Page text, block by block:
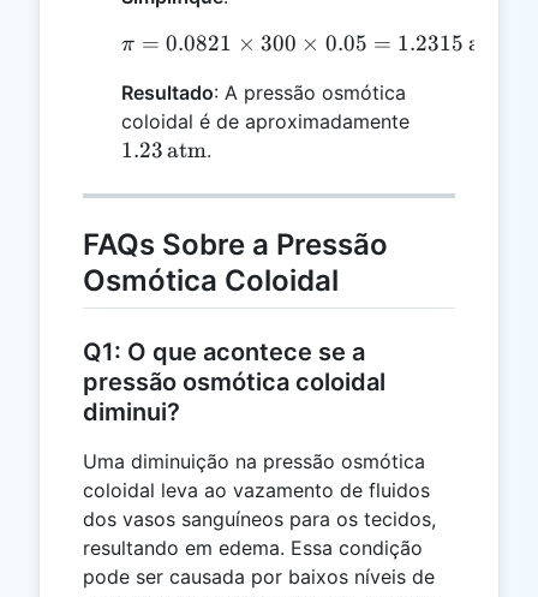
\pi = 0.0821 \times
π = 0.0821 × 300 × 0.05 = 1.2315 atm
Resultado: A pressão osmótica
coloidal é de aproximadamente
1.23atm.
FAQs Sobre a Pressão
Osmótica Coloidal
Q1: O que acontece se a
pressão osmótica coloidal
diminui?
Uma diminuição na pressão osmótica
coloidal leva ao vazamento de fluidos
dos vasos sanguíneos para os tecidos,
resultando em edema. Essa condição
pode ser causada por baixos níveis de